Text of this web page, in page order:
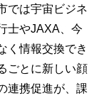
では宇宙ビジネ
士やJAXA、今
く情報交換でき
ごとに新しい顔
連携促進が、課